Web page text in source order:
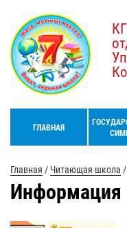
ГЛАВНАЯ
Главная / Читающая школа /
Информация